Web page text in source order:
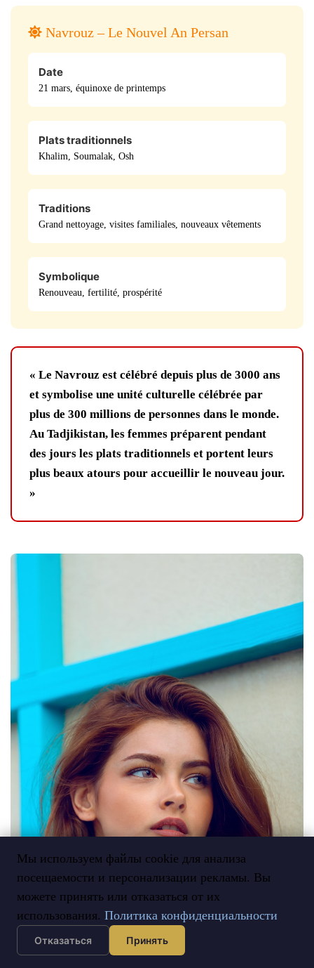
Мы используем файлы cookie для анализа
посещаемости и персонализации рекламы. Вы
можете принять или отказаться от их
использования. Политика конфиденциальности
Отказаться Принять
Navrouz – Le Nouvel An Persan
Date
21 mars, équinoxe de printemps
Plats traditionnels
Khalim, Soumalak, Osh
Traditions
Grand nettoyage, visites familiales, nouveaux vêtements
Symbolique
Renouveau, fertilité, prospérité
« Le Navrouz est célébré depuis plus de 3000 ans
et symbolise une unité culturelle célébrée par
plus de 300 millions de personnes dans le monde.
Au Tadjikistan, les femmes préparent pendant
des jours les plats traditionnels et portent leurs
plus beaux atours pour accueillir le nouveau jour.
»